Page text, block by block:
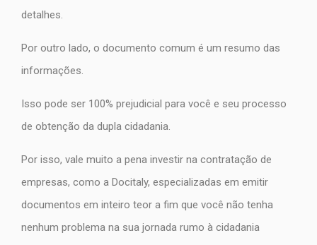
detalhes.
Por outro lado, o documento comum é um resumo das
informações.
Isso pode ser 100% prejudicial para você e seu processo
de obtenção da dupla cidadania.
Por isso, vale muito a pena investir na contratação de
empresas, como a Docitaly, especializadas em emitir
documentos em inteiro teor a fim que você não tenha
nenhum problema na sua jornada rumo à cidadania